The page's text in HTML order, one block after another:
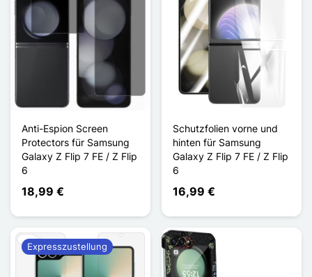
Anti-Espion Screen
Protectors für Samsung
Galaxy Z Flip 7 FE / Z Flip
6
18,99 €
Schutzfolien vorne und
hinten für Samsung
Galaxy Z Flip 7 FE / Z Flip
6
16,99 €
Expresszustellung